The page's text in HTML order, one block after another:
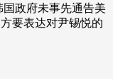
政府未事先通告美
要表达对尹锡悦的